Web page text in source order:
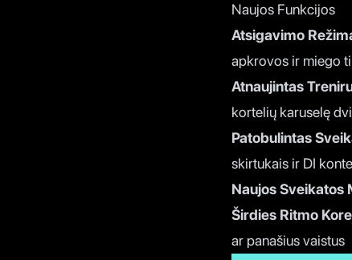
Naujos Funkcijos
Atsigavimo
apkrovos ir miego
Atnaujintas
kortelių karuselę
Patobulintas
skirtukais ir DI
Naujos Sveikatos
Širdies Ritmo
ar panašius vaistus